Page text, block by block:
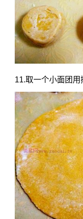
11.取一个小面团